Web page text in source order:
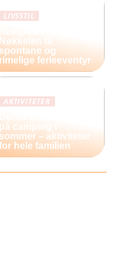
LIVSSTIL
Nøkkelen til
spontane og
rimelige ferieeventyr
AKTIVITETER
på camping i
sommer – aktiviteter
hele familien